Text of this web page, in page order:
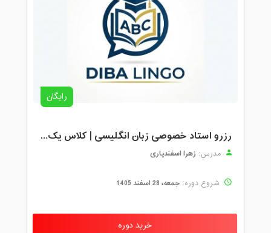
رایگان
رزرو استاد خصوصی زبان انگلیسی | کلاس یک‌نفره با زهرا اسفندیاری + مشاوره رایگان
مدرس: زهرا اسفندیاری
شروع دوره: جمعه، 28 اسفند 1405
خرید دوره